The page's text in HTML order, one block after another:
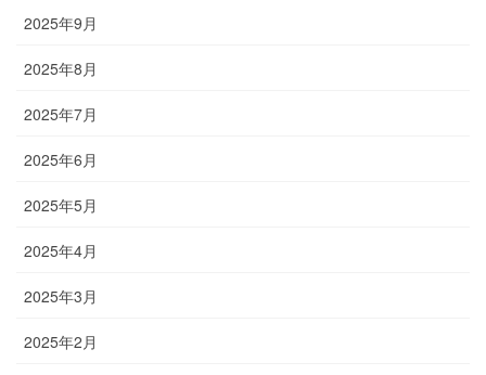
2025年9月
2025年8月
2025年7月
2025年6月
2025年5月
2025年4月
2025年3月
2025年2月